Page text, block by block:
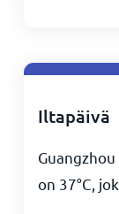
Iltapäivä
on 37°C ,